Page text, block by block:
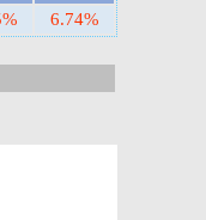
6.74%